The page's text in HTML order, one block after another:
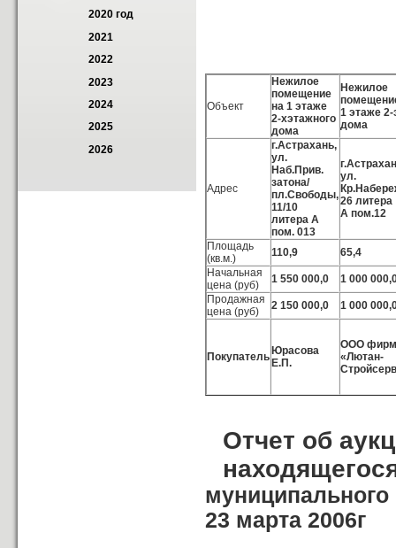
2020 год
2021
2022
2023
2024
2025
2026
Объект
Нежилое
помещение
на 1 этаже
2-хэтажного
дома
Нежилое
1 этаже 2-
дома
Адрес
г.Астрахань,
ул.
Наб.Прив.
затона/
пл.Свободы,
11/10
литера А
пом. 013
ул.
26 литера
А пом.12
Площадь
(кв.м.)
110,9
65,4
Начальная
цена (руб)
1 550 000,0
1 000
Продажная
цена (руб)
2 150 000,0 1 000
Покупатель Юрасова
Е.П.
ООО
«Лютан-
Отчет об
23 марта 2006г